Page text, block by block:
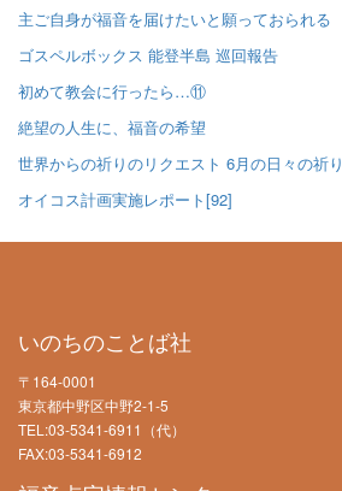
主ご自身が福音を届けたいと願っておられる
ゴスペルボックス 能登半島 巡回報告
初めて教会に行ったら…⑪
絶望の人生に、福音の希望
世界からの祈りのリクエスト 6月の日々の祈り
オイコス計画実施レポート[92]
いのちのことば社
〒164-0001
東京都中野区中野2-1-5
TEL:03-5341-6911（代）
FAX:03-5341-6912